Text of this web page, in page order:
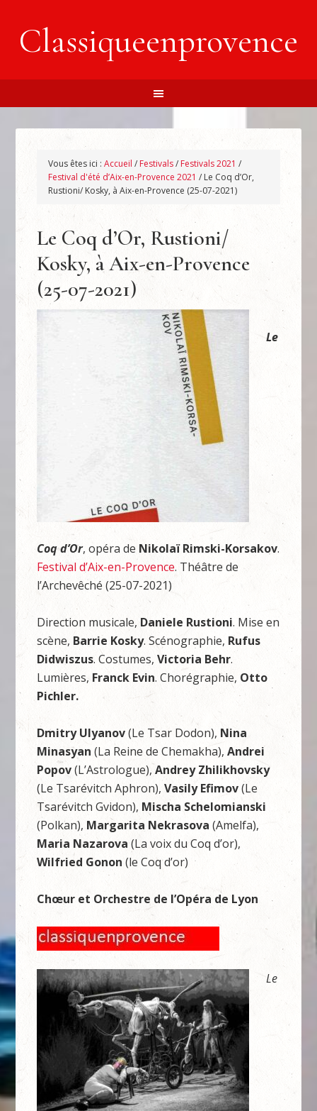
Classiqueenprovence
Vous êtes ici :Accueil / Festivals/ Festivals 2021 /
Festival d'été d’Aix-en-Provence 2021 / Le Coq d’Or,
Rustioni/ Kosky, à Aix-en-Provence (25-07-2021)
Le Coq d’Or, Rustioni/
Kosky, à Aix-en-Provence
(25-07-2021)
Le
Coq d’Or, opéra de Nikolaï Rimski-Korsakov.
Festival d’Aix-en-Provence. Théâtre de
l’Archevêché (25-07-2021)
Direction musicale, Daniele Rustioni. Mise en
scène, Barrie Kosky. Scénographie, Rufus
Didwiszus. Costumes,Victoria Behr.
Lumières, Franck Evin. Chorégraphie, Otto
Pichler.
Dmitry Ulyanov(Le Tsar Dodon), Nina
Minasyan (La Reine de Chemakha),Andrei
Popov(L’Astrologue),Andrey Zhilikhovsky
(Le Tsarévitch Aphron),Vasily Efimov(Le
Tsarévitch Gvidon), Mischa Schelomianski
(Polkan), Margarita Nekrasova (Amelfa),
Maria Nazarova (La voix du Coq d’or),
Wilfried Gonon (le Coq d’or)
Chœur et Orchestre de l’Opéra de Lyon
Le